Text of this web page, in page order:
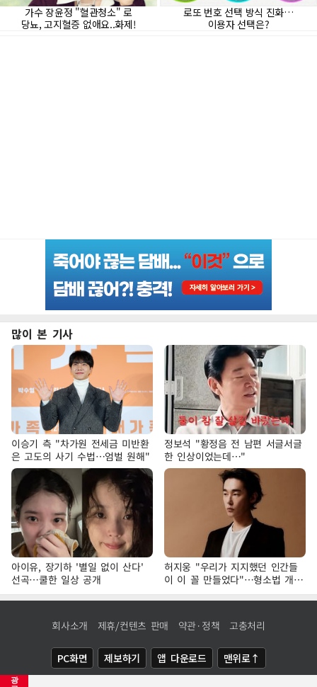
광
많이 본 기사
이승기 측 "차가원 전세금 미반환
은 고도의 사기 수법…엄벌 원해"
정보석 "황정음 전 남편 서글서글
한 인상이었는데…"
아이유, 장기하 '별일 없이 산다'
선곡…쿨한 일상 공개
허지웅 "우리가 지지했던 인간들
이 이 꼴 만들었다"…형소법 개정
에 격한 반응
회사소개 제휴/컨텐츠 판매 약관·정책 고충처리
PC화면 제보하기 앱 다운로드 맨위로↑